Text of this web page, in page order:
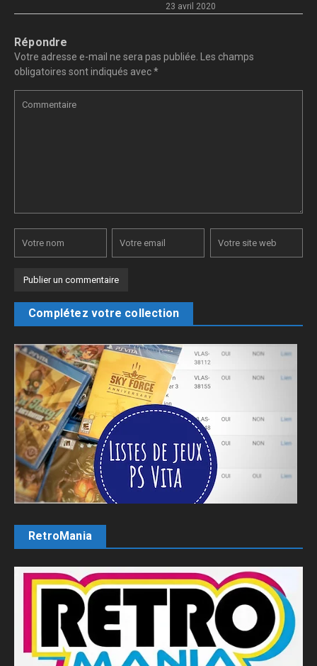
23 avril 2020
Répondre
Votre adresse e-mail ne sera pas publiée. Les champs
obligatoires sont indiqués avec*
Complétez votre collection
RetroMania